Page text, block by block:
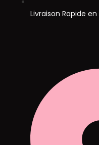
Livraison Rapide en